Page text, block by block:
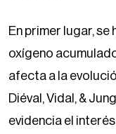
En primer lugar,
oxígeno
afecta a la
Diéval, Vidal, &
evidencia el